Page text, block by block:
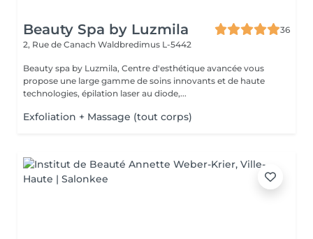
Beauty Spa by Luzmila
36
2, Rue de Canach Waldbredimus L-5442
Beauty spa by Luzmila, Centre d'esthétique avancée vous
propose une large gamme de soins innovants et de haute
technologies, épilation laser au diode,...
Exfoliation + Massage (tout corps)